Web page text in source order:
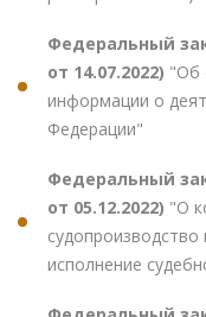
Федеральный
от 14.07.2022) "Об
информации о
Федерации"
Федеральный
от 05.12.2022) "О
исполнение